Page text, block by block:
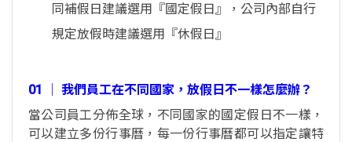
同補假日建議選用『國定假日』，公司內部自行
規定放假時建議選用『休假日』
01 │ 我們員工在不同國家，放假日不一樣怎麼辦？
當公司員工分佈全球，不同國家的國定假日不一樣，
可以建立多份行事曆，每一份行事曆都可以指定讓特